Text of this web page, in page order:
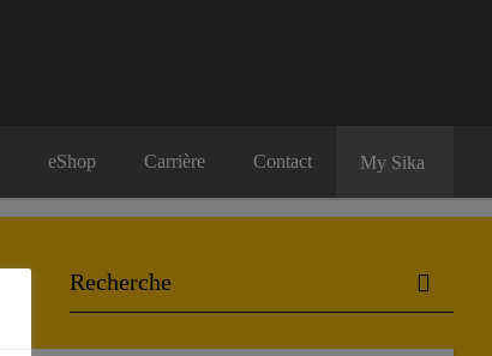
eShop Carrière Contact My Sika